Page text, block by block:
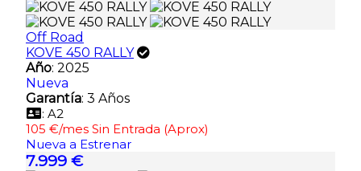
Off Road
KOVE 450 RALLY
Año: 2025
Nueva
Garantía: 3 Años
: A2
105 €/mes Sin Entrada (Aprox)
Nueva a Estrenar
7.999 €